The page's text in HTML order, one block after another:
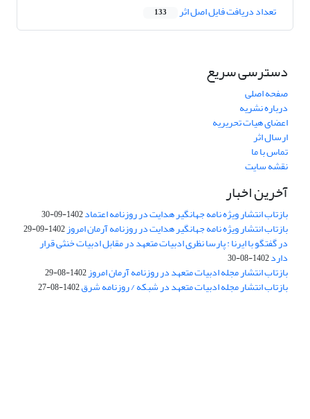
تعداد دریافت فایل اصل اثر 133
دسترسی سریع
صفحه اصلی
درباره نشریه
اعضای هیات تحریریه
ارسال اثر
تماس با ما
نقشه سایت
آخرین اخبار
بازتاب انتشار ویژه نامه جهانگیر هدایت در روزنامه اعتماد1402-09-30
بازتاب انتشار ویژه نامه جهانگیر هدایت در روزنامه آرمان امروز1402-09-29
در گفتگو با ایرنا : پارسا نظری ادبیات متعهد در مقابل ادبیات خنثی قرار
دارد1402-08-30
بازتاب انتشار مجله ادبیات متعهد در روزنامه آرمان امروز1402-08-29
بازتاب انتشار مجله ادبیات متعهد در شبکه / روزنامه شرق1402-08-27